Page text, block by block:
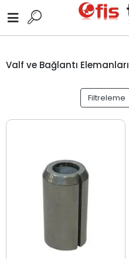
Valf ve Bağlantı Elemanları
Filtreleme